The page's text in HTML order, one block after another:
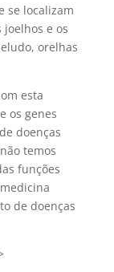
se localizam
joelhos e os
orelhas
esta
os genes
doenças
temos
funções
de doenças